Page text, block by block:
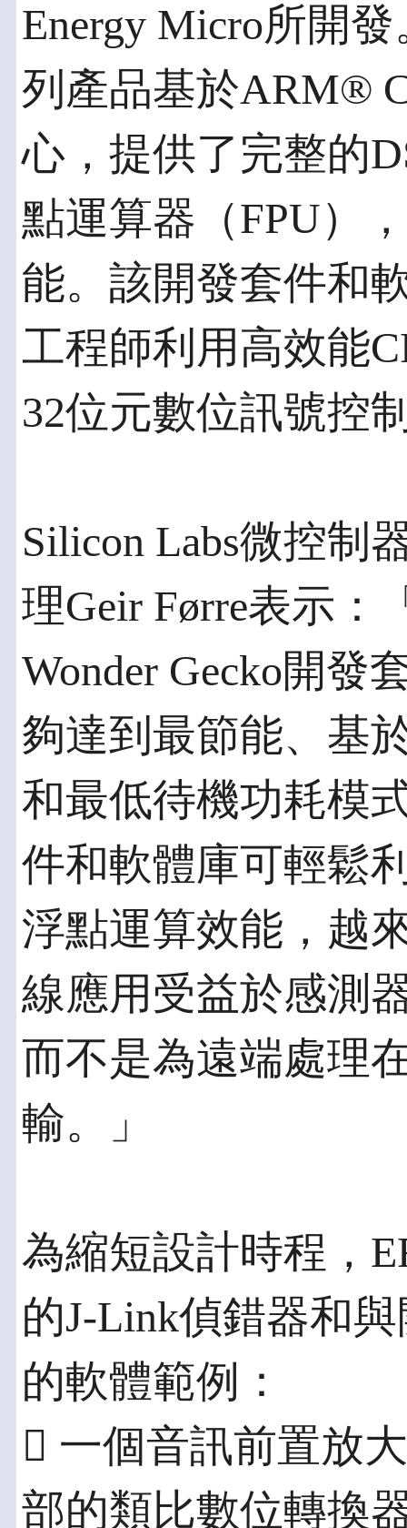
Energy Micro所開
列產品基於ARM®
心，提供了完整的
點運算器（FPU）
能。該開發套件和
工程師利用高效能
32位元數位訊號控
Silicon Labs微控制
理Geir Førre表示：
Wonder Gecko開發
夠達到最節能、基
和最低待機功耗模
件和軟體庫可輕鬆
浮點運算效能，越
線應用受益於感測
而不是為遠端處理
輸。」
為縮短設計時程，
的J-Link偵錯器和
的軟體範例：
 一個音訊前置放
部的類比數位轉換